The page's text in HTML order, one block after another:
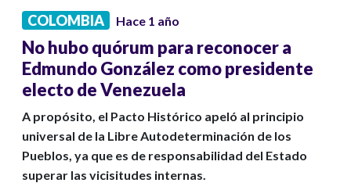
COLOMBIA Hace 1 año
No hubo quórum para reconocer a
Edmundo González como presidente
electo de Venezuela
A propósito, el Pacto Histórico apeló al principio
universal de la Libre Autodeterminación de los
Pueblos, ya que es de responsabilidad del Estado
superar las vicisitudes internas.